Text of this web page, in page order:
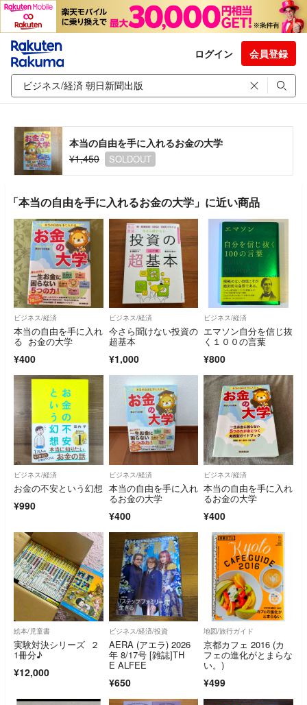
ログイン 会員登録
本当の自由を手に入れるお金の大学
¥1,450
SOLDOUT
「本当の自由を手に入れるお金の大学」に近い商品
ビジネス/経済
本当の自由を手に入れ
る お金の大学
¥400
ビジネス/経済
今さら聞けない投資の
超基本
¥1,000
ビジネス/経済
エマソン自分を信じ抜
く１００の言葉
¥800
ビジネス/経済
お金の不安という幻想
¥990
ビジネス/経済
本当の自由を手に入れ
るお金の大学
¥400
ビジネス/経済
本当の自由を手に入れ
るお金の大学
¥400
絵本/児童書
実験対決シリーズ ２
1冊分♪
¥12,000
ビジネス/経済/投資
AERA (アエラ) 2026
年 8/17号 [雑誌]TH
E ALFEE
¥650
地図/旅行ガイド
京都カフェ 2016 (カ
フェの進化がとまらな
い。)
¥499